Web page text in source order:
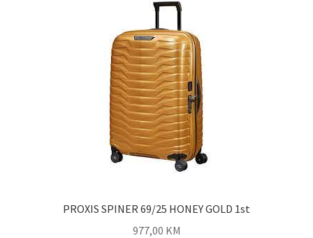
PROXIS SPINER 69/25 HONEY GOLD 1st
977,00 KM